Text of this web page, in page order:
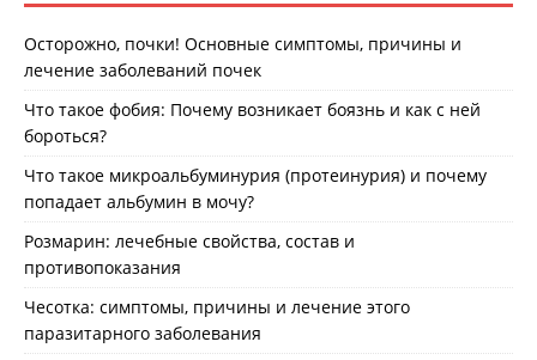
Осторожно, почки! Основные симптомы, причины и
лечение заболеваний почек
Что такое фобия: Почему возникает боязнь и как с ней
бороться?
Что такое микроальбуминурия (протеинурия) и почему
попадает альбумин в мочу?
Розмарин: лечебные свойства, состав и
противопоказания
Чесотка: симптомы, причины и лечение этого
паразитарного заболевания